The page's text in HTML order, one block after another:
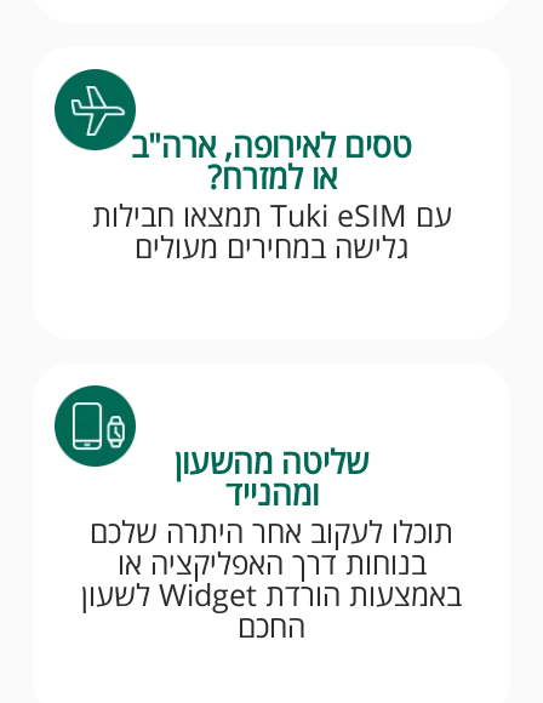
טסים לאירופה, ארה"ב
או למזרח?
עם Tuki eSIM תמצאו חבילות
גלישה במחירים מעולים
שליטה מהשעון
ומהנייד
תוכלו לעקוב אחר היתרה שלכם
בנוחות דרך האפליקציה או
באמצעות הורדת Widget לשעון
החכם